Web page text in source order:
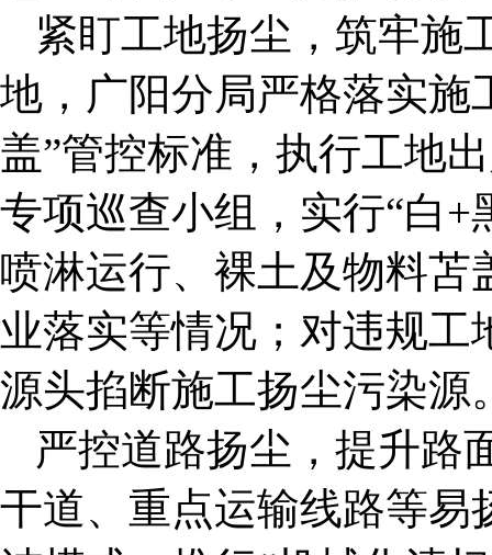
紧盯工地扬尘，筑牢施
地，广阳分局严格落实施
盖”管控标准，执行工地
专项巡查小组，实行“白
喷淋运行、裸土及物料苫
业落实等情况；对违规
源头掐断施工扬尘污染源
严控道路扬尘，提升路
干道、重点运输线路等易